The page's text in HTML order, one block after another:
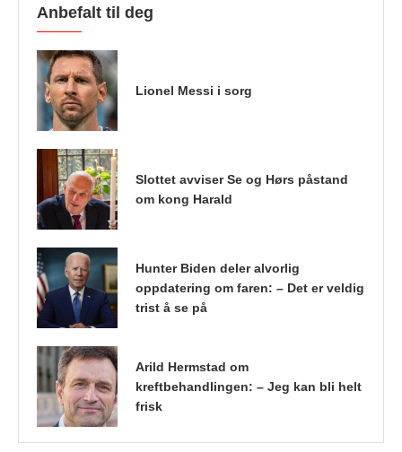
Anbefalt til deg
Lionel Messi i sorg
Slottet avviser Se og Hørs påstand
om kong Harald
Hunter Biden deler alvorlig
oppdatering om faren: – Det er veldig
trist å se på
Arild Hermstad om
kreftbehandlingen: – Jeg kan bli helt
frisk